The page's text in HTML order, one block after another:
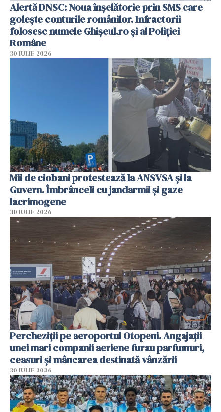
Alertă DNSC: Noua înșelătorie prin SMS care
golește conturile românilor. Infractorii
folosesc numele Ghișeul.ro și al Poliției
Române
30 IULIE 2026
Mii de ciobani protestează la ANSVSA și la
Guvern. Îmbrânceli cu jandarmii și gaze
lacrimogene
30 IULIE 2026
Percheziții pe aeroportul Otopeni. Angajații
unei mari companii aeriene furau parfumuri,
ceasuri și mâncarea destinată vânzării
30 IULIE 2026